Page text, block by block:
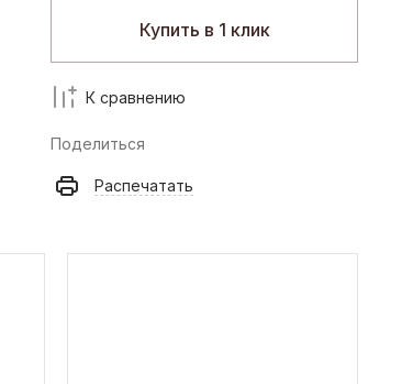
Купить в 1 клик
К сравнению
Поделиться
Распечатать